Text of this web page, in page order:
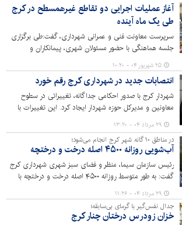
می‌شود.
آغاز عملیات اجرایی دو تقاطع غیرهمسطح در کرج
طی یک ماه آینده
سرپرست معاونت فنی و عمرانی شهرداری، گفت:طی برگزاری
جلسه هماهنگی با حضور مسئولان شهری، پیمانکاران و
مشاوران، مقرر شد عملیات اجرایی پروژه‌های تقاطع
غیرهمسطح شیخ‌آباد و خوارزمی در کرج ظرف یک ماه آینده
آغاز شود. این پروژه‌ها که هم‌اکنون در مرحله تجهیز کارگاه و
طراحی نهایی هستند، هدف اصلی خود را در کاهش ترافیک و
افزایش ایمنی تردد در معابر اصلی شهر تعریف کرده‌اند.
۲۵ شهریور ۰۴ - ۱۰:۲۰
انتصابات جدید در شهرداری کرج رقم خورد
شهردار کرج با صدور احکامی جداگانه، تغییراتی در سطوح
معاونین و مدیرکل حوزه شهردار ایجاد کرد. این تغییرات با
هدف ارتقای خدمات‌رسانی به شهروندان، انجام شد.
۲۹ مرداد ۰۴ - ۱۳:۲۰
در مناطق ۱۰ گانه شهر کرج انجام می‌شود؛
آب‌شویی روزانه ۴۵۰۰ اصله درخت و درختچه
رئیس سازمان سیما، منظر و فضای سبز شهری شهرداری کرج
گفت: به طور متوسط روزانه ۴۵۰۰ اصله درخت و درختچه با
محلول آب و صابون یا آب و پالیزین در شهر کرج شسته
می‌شود.
۲۹ مرداد ۰۴ - ۱۱:۲۶
جدال نفس‌گیر با گرمای بی‌سابقه؛
خزان زودرس درختان چنار کرج